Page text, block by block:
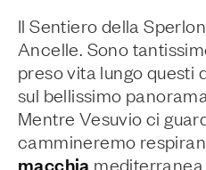
Il Sentiero della
Ancelle. Sono
preso vita lungo questi
sul bellissimo
Mentre Vesuvio ci
cammineremo
macchia